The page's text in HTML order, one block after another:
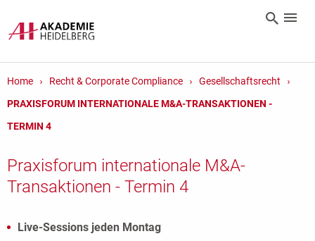
Home Recht & Corporate Compliance
Gesellschaftsrecht
PRAXISFORUM INTERNATIONALE M&A-TRANSAKTIONEN -
TERMIN 4
Praxisforum internationale M&A-
Transaktionen - Termin 4
Live-Sessions jeden Montag